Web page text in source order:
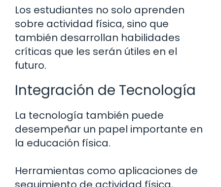
Los estudiantes no solo aprenden
sobre actividad física, sino que
también desarrollan habilidades
críticas que les serán útiles en el
futuro.
Integración de Tecnología
La tecnología también puede
desempeñar un papel importante en
la educación física.
Herramientas como aplicaciones de